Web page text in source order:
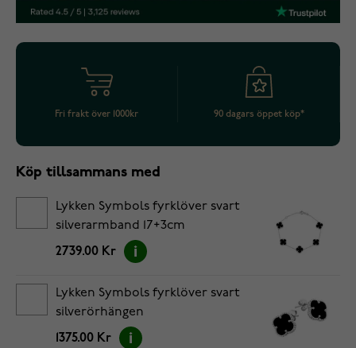
Fri frakt över 1000kr 90 dagars öppet köp*
Köp tillsammans med
Lykken Symbols fyrklöver svart
silverarmband 17+3cm
2739.00 Kr
Lykken Symbols fyrklöver svart
silverörhängen
1375.00 Kr